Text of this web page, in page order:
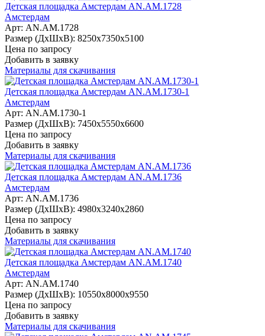
Детская площадка Амстердам AN.AM.1728
Амстердам
Арт: AN.AM.1728
Размер (ДхШхВ): 8250х7350х5100
Цена по запросу
Добавить в заявку
Материалы для скачивания
Детская площадка Амстердам AN.AM.1730-1
Амстердам
Арт: AN.AM.1730-1
Размер (ДхШхВ): 7450х5550х6600
Цена по запросу
Добавить в заявку
Материалы для скачивания
Детская площадка Амстердам AN.AM.1736
Амстердам
Арт: AN.AM.1736
Размер (ДхШхВ): 4980х3240х2860
Цена по запросу
Добавить в заявку
Материалы для скачивания
Детская площадка Амстердам AN.AM.1740
Амстердам
Арт: AN.AM.1740
Размер (ДхШхВ): 10550х8000х9550
Цена по запросу
Добавить в заявку
Материалы для скачивания